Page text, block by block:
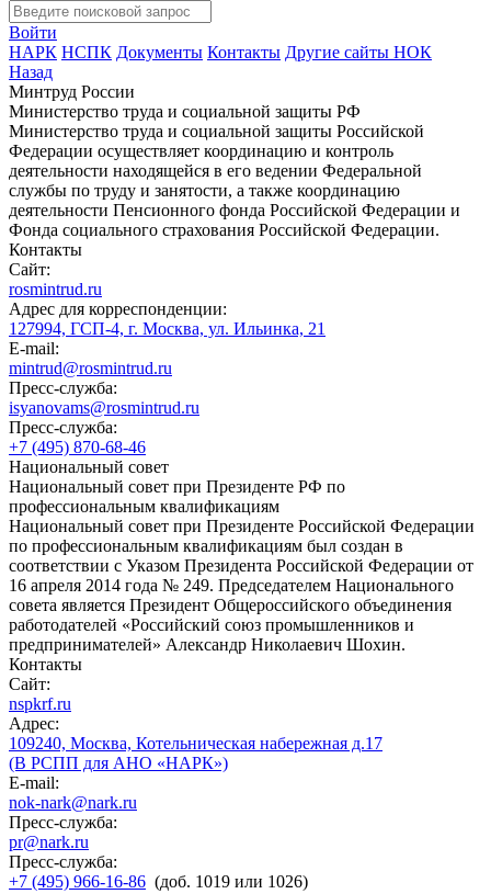
Войти
НАРК НСПК Документы Контакты Другие сайты НОК
Назад
Минтруд России
Министерство труда и социальной защиты РФ
Министерство труда и социальной защиты Российской
Федерации осуществляет координацию и контроль
деятельности находящейся в его ведении Федеральной
службы по труду и занятости, а также координацию
деятельности Пенсионного фонда Российской Федерации и
Фонда социального страхования Российской Федерации.
Контакты
Сайт:
rosmintrud.ru
Адрес для корреспонденции:
127994, ГСП-4, г. Москва, ул. Ильинка, 21
E-mail:
mintrud@rosmintrud.ru
Пресс-служба:
isyanovams@rosmintrud.ru
Пресс-служба:
+7 (495) 870-68-46
Национальный совет
Национальный совет при Президенте РФ по
профессиональным квалификациям
Национальный совет при Президенте Российской Федерации
по профессиональным квалификациям был создан в
соответствии с Указом Президента Российской Федерации от
16 апреля 2014 года № 249. Председателем Национального
совета является Президент Общероссийского объединения
работодателей «Российский союз промышленников и
предпринимателей» Александр Николаевич Шохин.
Контакты
Сайт:
nspkrf.ru
Адрес:
109240, Москва, Котельническая набережная д.17
(В РСПП для АНО «НАРК»)
E-mail:
nok-nark@nark.ru
Пресс-служба:
pr@nark.ru
Пресс-служба:
+7 (495) 966-16-86 (доб. 1019 или 1026)